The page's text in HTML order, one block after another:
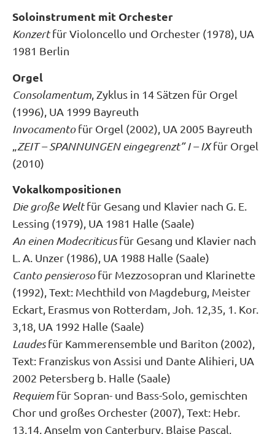
Soloinstrument mit Orchester
Konzertfür Violoncello und Orchester (1978), UA
1981 Berlin
Orgel
Consolamentum , Zyklus in 14 Sätzen für Orgel
(1996), UA 1999 Bayreuth
Invocamentofür Orgel (2002), UA 2005 Bayreuth
ZEIT – SPANNUNGEN eingegrenzt” I – IXfür Orgel
(2010)
Vokalkompositionen
Die große Weltfür Gesang und Klavier nach G. E.
Lessing (1979), UA 1981 Halle (Saale)
An einen Modecriticusfür Gesang und Klavier nach
L. A. Unzer (1986), UA 1988 Halle (Saale)
Canto pensierosofür Mezzosopran und Klarinette
(1992), Text: Mechthild von Magdeburg, Meister
Eckart, Erasmus von Rotterdam, Joh. 12,35, 1. Kor.
3,18, UA 1992 Halle (Saale)
Laudesfür Kammerensemble und Bariton (2002),
Text: Franziskus von Assisi und Dante Alihieri, UA
2002 Petersberg b. Halle (Saale)
Requiem für Sopran- und Bass-Solo, gemischten
Chor und großes Orchester (2007), Text: Hebr.
13,14, Anselm von Canterbury, Blaise Pascal,